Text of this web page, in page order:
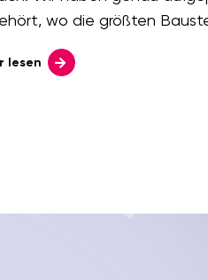
wo die größten
liegen*. Wie Sie das
auf ein
lesen